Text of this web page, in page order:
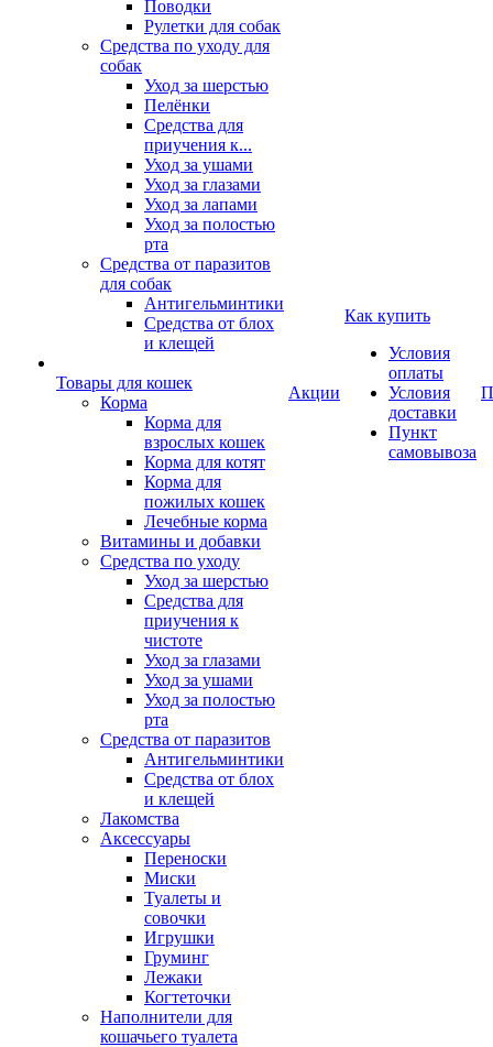
Поводки
Рулетки для собак
Средства по уходу для
собак
Уход за шерстью
Пелёнки
Средства для
приучения к...
Уход за ушами
Уход за глазами
Уход за лапами
Уход за полостью
рта
Средства от паразитов
для собак
Антигельминтики
Средства от блох
и клещей
Товары для кошек
Корма
Корма для
взрослых кошек
Корма для котят
Корма для
пожилых кошек
Лечебные корма
Витамины и добавки
Средства по уходу
Уход за шерстью
Средства для
приучения к
чистоте
Уход за глазами
Уход за ушами
Уход за полостью
рта
Средства от паразитов
Антигельминтики
Средства от блох
и клещей
Лакомства
Аксессуары
Переноски
Миски
Туалеты и
совочки
Игрушки
Груминг
Лежаки
Когтеточки
Наполнители для
кошачьего туалета
Акции
Как купить
Условия
оплаты
Условия
доставки
Пункт
самовывоза